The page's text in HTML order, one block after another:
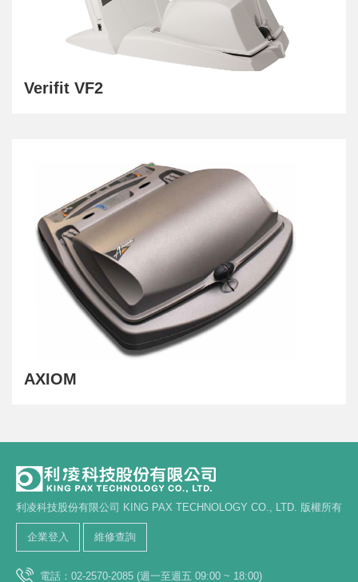
Verifit VF2
AXIOM
利凌科技股份有限公司 KING PAX TECHNOLOGY CO., LTD. 版權所有
企業登入 維修查詢
電話：02-2570-2085 (週一至週五 09:00 ~ 18:00)